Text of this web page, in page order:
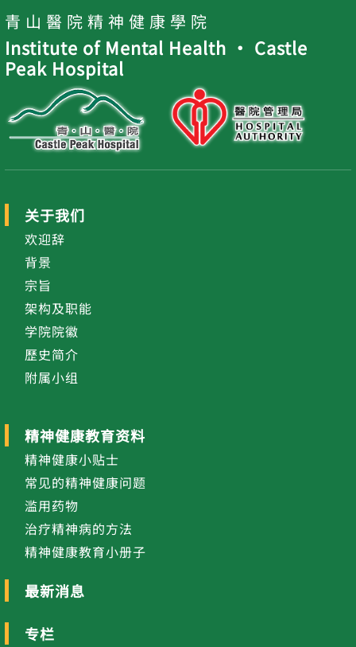
青 山 醫 院 精 神 健 康 學 院
Institute of Mental Health ‧ Castle
Peak Hospital
关于我们
欢迎辞
背景
宗旨
架构及职能
学院院徽
歷史简介
附属小组
精神健康教育资料
精神健康小贴士
常见的精神健康问题
滥用药物
治疗精神病的方法
精神健康教育小册子
最新消息
专栏